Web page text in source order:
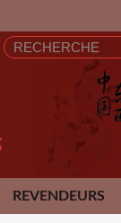
REVENDEURS